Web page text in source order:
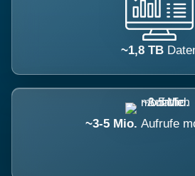
~1,8 TB
~3-5 Mio. Aufrufe